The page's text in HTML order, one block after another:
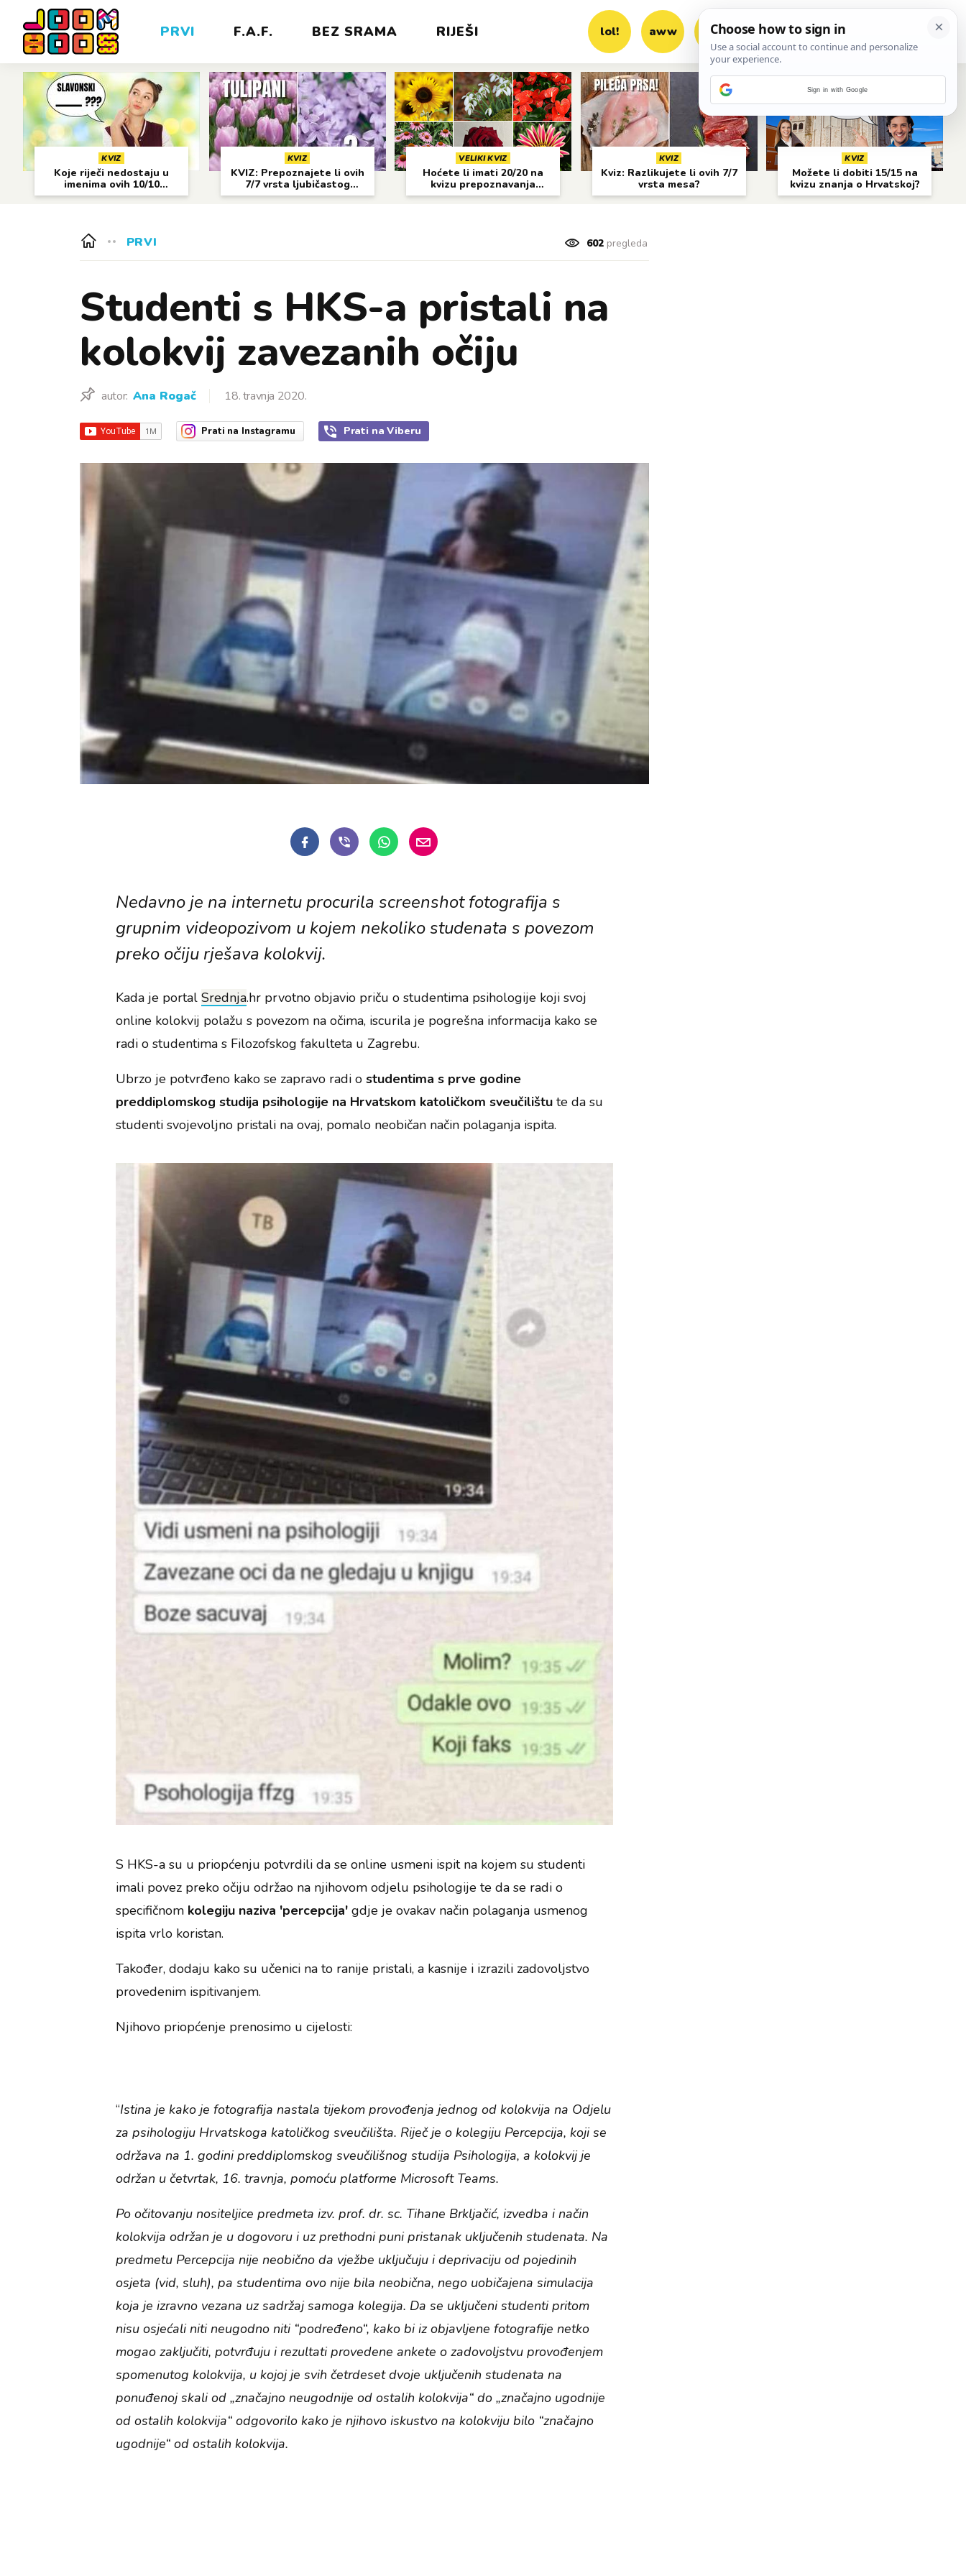
PRVI F.A.F. BEZ SRAMA RIJEŠI lol! aww vrh! woot?!
KVIZ
Koje riječi nedostaju u
imenima ovih 10/10
gradova?
KVIZ
KVIZ: Prepoznajete li ovih
7/7 vrsta ljubičastog
cvijeća?
VELIKI KVIZ
Hoćete li imati 20/20 na
kvizu prepoznavanja
cvijeća?
KVIZ
Kviz: Razlikujete li ovih 7/7
vrsta mesa?
KVIZ
Možete li dobiti 15/15 na
kvizu znanja o Hrvatskoj?
PRVI 602pregleda
Studenti s HKS-a pristali na
kolokvij zavezanih očiju
autor: Ana Rogač 18. travnja 2020.
Prati na Instagramu Prati na Viberu
Nedavno je na internetu procurila screenshot fotografija s
grupnim videopozivom u kojem nekoliko studenata s povezom
preko očiju rješava kolokvij.
Kada je portalSrednja.hr prvotno objavio priču o studentima psihologije koji svoj
online kolokvij polažu s povezom na očima, iscurila je pogrešna informacija kako se
radi o studentima s Filozofskog fakulteta u Zagrebu.
Ubrzo je potvrđeno kako se zapravo radi ostudentima s prve godine
preddiplomskog studija psihologije na Hrvatskom katoličkom sveučilištu te da su
studenti svojevoljno pristali na ovaj, pomalo neobičan način polaganja ispita.
S HKS-a su u priopćenju potvrdili da se online usmeni ispit na kojem su studenti
imali povez preko očiju održao na njihovom odjelu psihologije te da se radi o
specifičnom kolegiju naziva 'percepcija'gdje je ovakav način polaganja usmenog
ispita vrlo koristan.
Također, dodaju kako su učenici na to ranije pristali, a kasnije i izrazili zadovoljstvo
provedenim ispitivanjem.
Njihovo priopćenje prenosimo u cijelosti:
“Istina je kako je fotografija nastala tijekom provođenja jednog od kolokvija na Odjelu
za psihologiju Hrvatskoga katoličkog sveučilišta. Riječ je o kolegiju Percepcija, koji se
održava na 1. godini preddiplomskog sveučilišnog studija Psihologija, a kolokvij je
održan u četvrtak, 16. travnja, pomoću platforme Microsoft Teams.
Po očitovanju nositeljice predmeta izv. prof. dr. sc. Tihane Brkljačić, izvedba i način
kolokvija održan je u dogovoru i uz prethodni puni pristanak uključenih studenata. Na
predmetu Percepcija nije neobično da vježbe uključuju i deprivaciju od pojedinih
osjeta (vid, sluh), pa studentima ovo nije bila neobična, nego uobičajena simulacija
koja je izravno vezana uz sadržaj samoga kolegija. Da se uključeni studenti pritom
nisu osjećali niti neugodno niti “podređeno“, kako bi iz objavljene fotografije netko
mogao zaključiti, potvrđuju i rezultati provedene ankete o zadovoljstvu provođenjem
spomenutog kolokvija, u kojoj je svih četrdeset dvoje uključenih studenata na
ponuđenoj skali od „značajno neugodnije od ostalih kolokvija“ do „značajno ugodnije
od ostalih kolokvija“ odgovorilo kako je njihovo iskustvo na kolokviju bilo “značajno
ugodnije“ od ostalih kolokvija.
Sign in with Google